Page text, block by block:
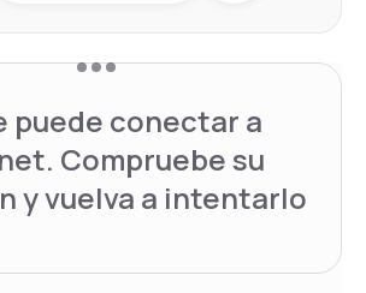
puede conectar a
Compruebe su
y vuelva a intentarlo